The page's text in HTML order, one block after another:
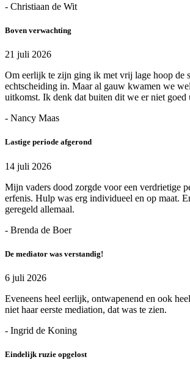
- Christiaan de Wit
Boven verwachting
21 juli 2026
Om eerlijk te zijn ging ik met vrij lage hoop de
echtscheiding in. Maar al gauw kwamen we
uitkomst. Ik denk dat buiten dit we er niet goed
- Nancy Maas
Lastige periode afgerond
14 juli 2026
Mijn vaders dood zorgde voor een verdrietige
erfenis. Hulp was erg individueel en op maat.
geregeld allemaal.
- Brenda de Boer
De mediator was verstandig!
6 juli 2026
Eveneens heel eerlijk, ontwapenend en ook
niet haar eerste mediation, dat was te zien.
- Ingrid de Koning
Eindelijk ruzie opgelost